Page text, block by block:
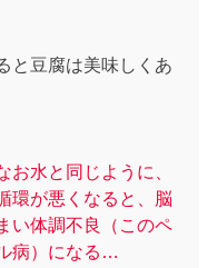
と豆腐は美味しくあ
お水と同じように、
環が悪くなると、脳
い体調不良（このペ
病）になる…